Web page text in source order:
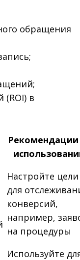
обращения
(ROI) в
Рекомендации
Настройте цели
для
конверсий,
например,
на процедуры
Используйте